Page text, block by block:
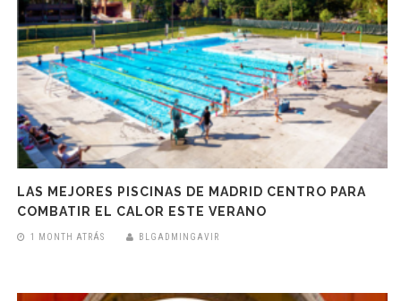
LAS MEJORES PISCINAS DE MADRID CENTRO PARA
COMBATIR EL CALOR ESTE VERANO
1 MONTH ATRÁS BLGADMINGAVIR